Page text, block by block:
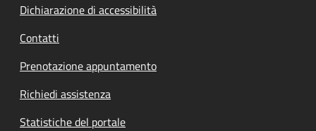
Dichiarazione di accessibilità
Contatti
Prenotazione appuntamento
Richiedi assistenza
Statistiche del portale